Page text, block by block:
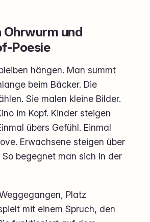
Ohrwurm und
Poesie
hängen. Man summt
beim Bäcker. Die
Sie malen kleine Bilder.
im Kopf. Kinder steigen
übers Gefühl. Einmal
Erwachsene steigen über
So begegnet man sich in der
Platz
mit einem Spruch, den